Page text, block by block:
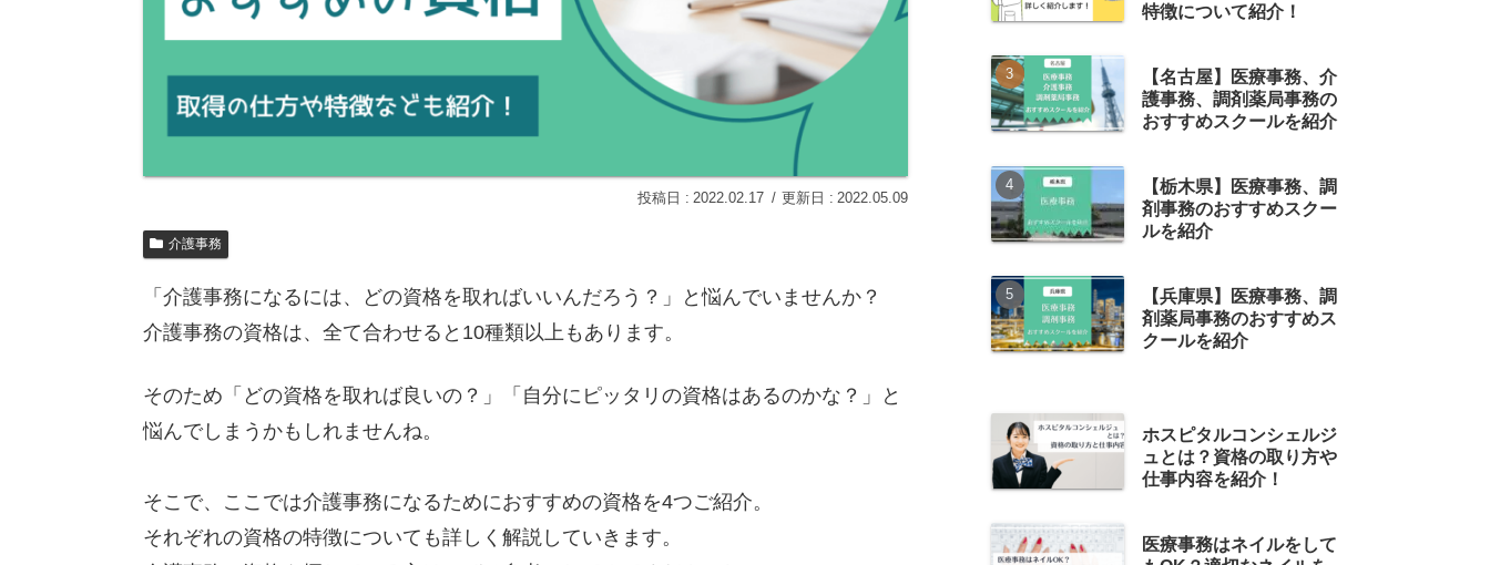
2022.02.17 2022.05.09
介護事務
「介護事務になるには、どの資格を取ればいいんだろう？」と悩んでいませんか？
介護事務の資格は、全て合わせると10種類以上もあります。
そのため「どの資格を取れば良いの？」「自分にピッタリの資格はあるのかな？」と
悩んでしまうかもしれませんね。
そこで、ここでは介護事務になるためにおすすめの資格を4つご紹介。
それぞれの資格の特徴についても詳しく解説していきます。
特徴について紹介！
【名古屋】医療事務、介
護事務、調剤薬局事務の
おすすめスクールを紹介
【栃木県】医療事務、調
剤事務のおすすめスクー
ルを紹介
【兵庫県】医療事務、調
剤薬局事務のおすすめス
クールを紹介
ホスピタルコンシェルジ
ュとは？資格の取り方や
仕事内容を紹介！
医療事務はネイルをして